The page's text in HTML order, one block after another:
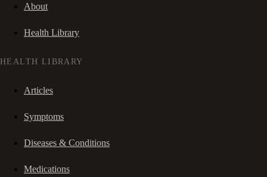
About
Health Library
HEALTH LIBRARY
Articles
Symptoms
Diseases & Conditions
Medications